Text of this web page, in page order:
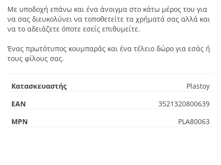
Με υποδοχή επάνω και ένα άνοιγμα στο κάτω μέρος του για
να σας διευκολύνει να τοποθετείτε τα χρήματά σας αλλά και
να το αδειάζετε όποτε εσείς επιθυμείτε.
Ένας πρωτότυπος κουμπαράς και ένα τέλειο δώρο για εσάς ή
τους φίλους σας.
Κατασκευαστής
Plastoy
EAN
3521320800639
MPN
PLA80063